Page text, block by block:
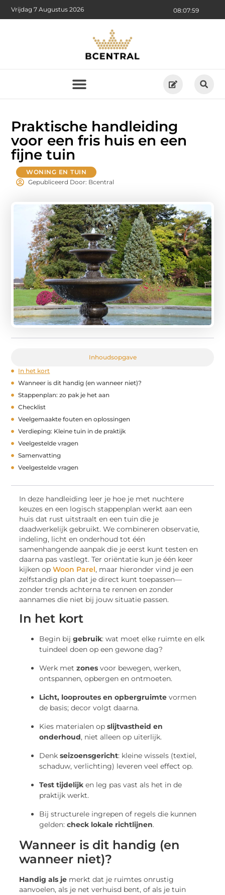
08:08:01
Vrijdag 7 Augustus 2026
Praktische handleiding
voor een fris huis en een
fijne tuin
WONING EN TUIN
Gepubliceerd Door: Bcentral
Inhoudsopgave
In het kort
Wanneer is dit handig (en wanneer niet)?
Stappenplan: zo pak je het aan
Checklist
Veelgemaakte fouten en oplossingen
Verdieping: Kleine tuin in de praktijk
Veelgestelde vragen
Samenvatting
Veelgestelde vragen
In deze handleiding leer je hoe je met nuchtere
keuzes en een logisch stappenplan werkt aan een
huis dat rust uitstraalt en een tuin die je
daadwerkelijk gebruikt. We combineren observatie,
indeling, licht en onderhoud tot één
samenhangende aanpak die je eerst kunt testen en
daarna pas vastlegt. Ter oriëntatie kun je één keer
kijken opWoon Parel, maar hieronder vind je een
zelfstandig plan dat je direct kunt toepassen—
zonder trends achterna te rennen en zonder
aannames die niet bij jouw situatie passen.
In het kort
Begin bijgebruik: wat moet elke ruimte en elk
tuindeel doen op een gewone dag?
Werk metzones voor bewegen, werken,
ontspannen, opbergen en ontmoeten.
Licht, looproutes en opbergruimte vormen
de basis; decor volgt daarna.
Kies materialen opslijtvastheid en
onderhoud, niet alleen op uiterlijk.
Denkseizoensgericht: kleine wissels (textiel,
schaduw, verlichting) leveren veel effect op.
Test tijdelijk en leg pas vast als het in de
praktijk werkt.
Bij structurele ingrepen of regels die kunnen
gelden:check lokale richtlijnen.
Wanneer is dit handig (en
wanneer niet)?
Handig als je merkt dat je ruimtes onrustig
aanvoelen, als je net verhuisd bent, of als je tuin